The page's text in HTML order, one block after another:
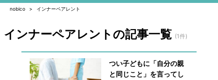
nobico インナーペアレント
インナーペアレントの記事一覧 (1件)
つい子どもに「自分の親
と同じこと」を言ってし